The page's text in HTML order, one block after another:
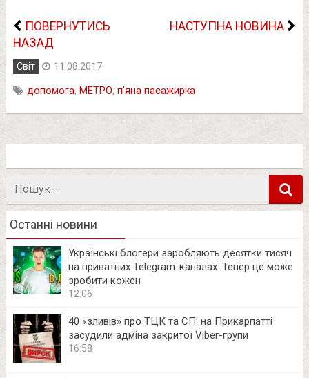
ПОВЕРНУТИСЬ
НАЗАД
НАСТУПНА НОВИНА
Світ 11.08.2017
допомога, МЕТРО, п'яна пасажирка
Пошук
Останні новини
Українські блогери заробляють десятки тисяч
на приватних Telegram-каналах. Тепер це може
зробити кожен
12:06
40 «зливів» про ТЦК та СП: на Прикарпатті
засудили адміна закритої Viber-групи
16:58